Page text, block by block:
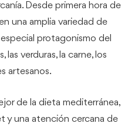
Desde primera hora de
una amplia variedad de
protagonismo del
las verduras, la carne, los
artesanos.
de la dieta mediterránea,
y una atención cercana de